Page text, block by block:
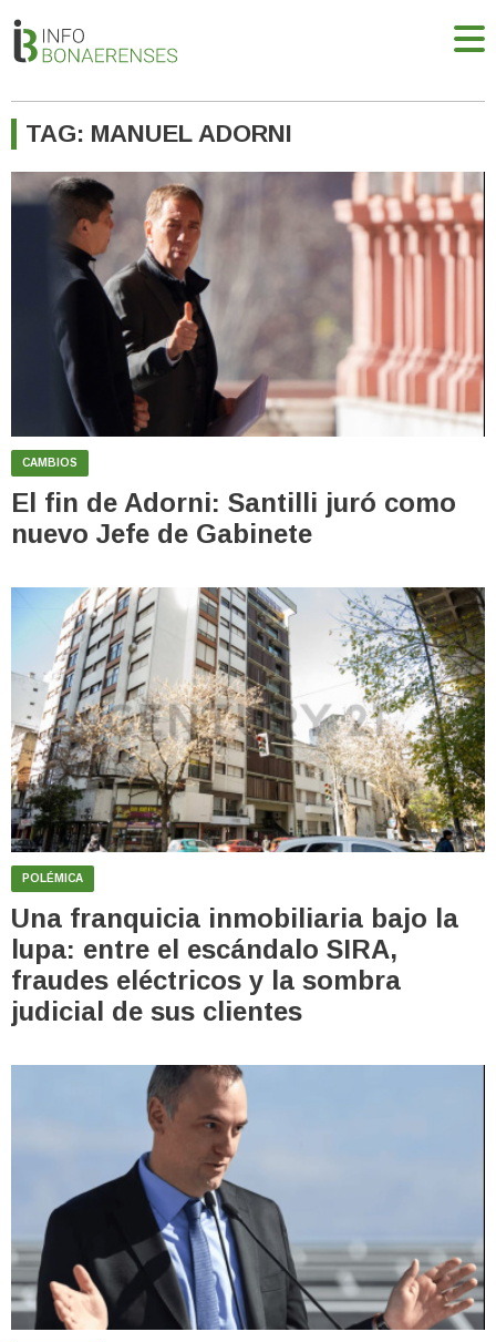
TAG: MANUEL ADORNI
CAMBIOS
El fin de Adorni: Santilli juró como
nuevo Jefe de Gabinete
POLÉMICA
Una franquicia inmobiliaria bajo la
lupa: entre el escándalo SIRA,
fraudes eléctricos y la sombra
judicial de sus clientes